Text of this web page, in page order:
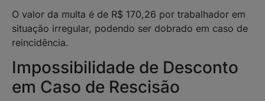
O valor da multa é de R$ 170,26 por trabalhador em
situação irregular, podendo ser dobrado em caso de
reincidência.
Impossibilidade de Desconto
em Caso de Rescisão